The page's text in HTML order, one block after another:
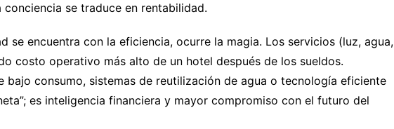
se traduce en rentabilidad.
se encuentra con la eficiencia, ocurre la magia. Los servicios (luz, agua,
costo operativo más alto de un hotel después de los sueldos.
bajo consumo, sistemas de reutilización de agua o tecnología eficiente
es inteligencia financiera y mayor compromiso con el futuro del